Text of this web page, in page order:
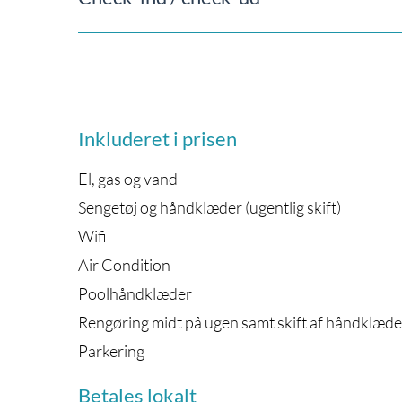
Inkluderet i prisen
El, gas og vand
Sengetøj og håndklæder (ugentlig skift)
Wifi
Air Condition
Poolhåndklæder
Rengøring midt på ugen samt skift af
Parkering
Betales lokalt